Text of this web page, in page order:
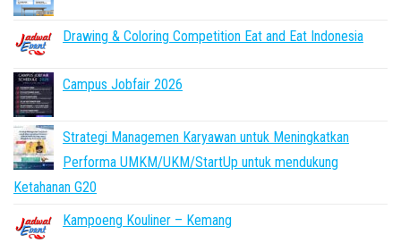
Drawing & Coloring Competition Eat and Eat Indonesia
Campus Jobfair 2026
Strategi Managemen Karyawan untuk Meningkatkan
Performa UMKM/UKM/StartUp untuk mendukung
Ketahanan G20
Kampoeng Kouliner – Kemang